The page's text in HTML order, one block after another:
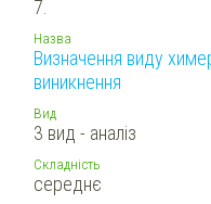
7.
Назва
Визначення виду
виникнення
Вид
3 вид - аналіз
Складність
середнє